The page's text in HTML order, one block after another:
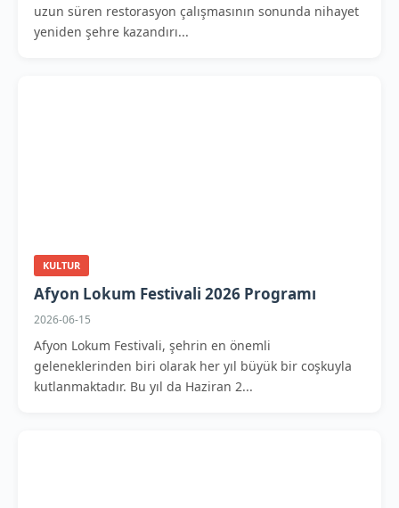
uzun süren restorasyon çalışmasının sonunda nihayet
yeniden şehre kazandırı...
KULTUR
Afyon Lokum Festivali 2026 Programı
2026-06-15
Afyon Lokum Festivali, şehrin en önemli
geleneklerinden biri olarak her yıl büyük bir coşkuyla
kutlanmaktadır. Bu yıl da Haziran 2...